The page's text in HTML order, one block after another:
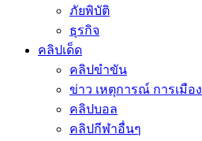
ภัยพิบัติ
ธุรกิจ
คลิปเด็ด
คลิปขำขัน
ข่าว เหตุการณ์ การเมือง
คลิปบอล
คลิปกีฬาอื่นๆ